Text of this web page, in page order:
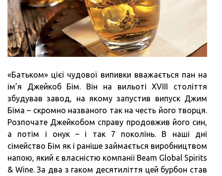
«Батьком» цієї чудової випивки вважається пан на
ім’я Джейкоб Бім. Він на вильоті XVIII століття
збудував завод, на якому запустив випуск Джим
Біма – скромно названого так на честь його творця.
Розпочате Джейкобом справу продовжив його син,
а потім і онук – і так 7 поколінь. В наші дні
сімейство Бім як і раніше займається виробництвом
напою, який є власністю компанії Beam Global Spirits
& Wine. За два з гаком десятиліття цей бурбон став